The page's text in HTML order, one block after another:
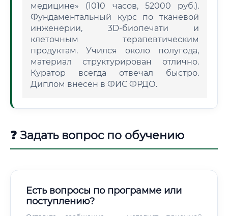
медицине» (1010 часов, 52000 руб.).
Фундаментальный курс по тканевой
инженерии, 3D-биопечати и
клеточным терапевтическим
продуктам. Учился около полугода,
материал структурирован отлично.
Куратор всегда отвечал быстро.
Диплом внесен в ФИС ФРДО.
❓ Задать вопрос по обучению
Есть вопросы по программе или
поступлению?